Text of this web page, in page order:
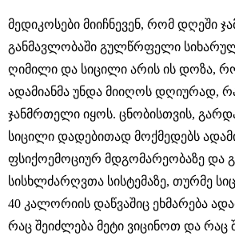
მედიკოსები მიიჩნევენ, რომ დღეში
განმავლობაში გულწრფელი
ღიმილი და სიცილი არის ის დოზა,
ადამიანმა უნდა მიიღოს დღიურად,
ჯანმრთელი იყოს. ცნობისთვის,
სიცილი დადებითად მოქმედებს
ფსიქოემოციურ მდგომარეობაზე და
სისხლძარღვთა სისტემაზე, თურმე
40 კალორიის დაწვაშიც ეხმარება
რაც შეიძლება მეტი ვიცინოთ და რაც